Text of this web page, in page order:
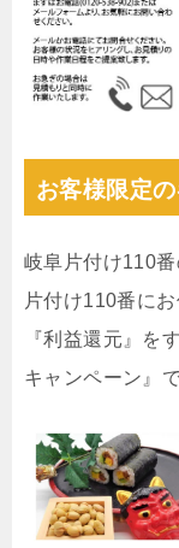
お客様限定
岐阜片付け110
片付け110番に
『利益還元』を
キャンペーン』で